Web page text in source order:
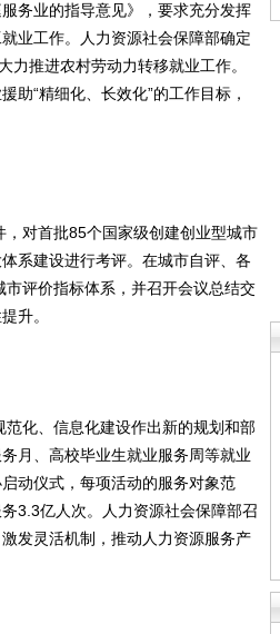
务业的指导意见》，要求充分发挥
业工作。人力资源社会保障部确定
推进农村劳动力转移就业工作。
助“精细化、长效化”的工作目标，
对首批85个国家级创建创业型城市
系建设进行考评。在城市自评、各
评价指标体系，并召开会议总结交
升。
化、信息化建设作出新的规划和部
月、高校毕业生就业服务周等就业
动仪式，每项活动的服务对象范
3.3亿人次。人力资源社会保障部召
发灵活机制，推动人力资源服务产